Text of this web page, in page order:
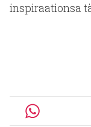
inspiraationsa